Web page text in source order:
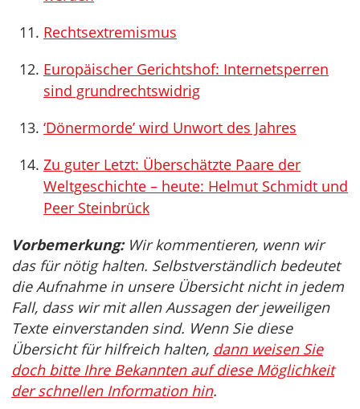
Rechtsextremismus
Europäischer Gerichtshof: Internetsperren
sind grundrechtswidrig
‘Dönermorde’ wird Unwort des Jahres
Zu guter Letzt: Überschätzte Paare der
Weltgeschichte – heute: Helmut Schmidt und
Peer Steinbrück
Vorbemerkung:Wir kommentieren, wenn wir
das für nötig halten. Selbstverständlich bedeutet
die Aufnahme in unsere Übersicht nicht in jedem
Fall, dass wir mit allen Aussagen der jeweiligen
Texte einverstanden sind. Wenn Sie diese
Übersicht für hilfreich halten, dann weisen Sie
doch bitte Ihre Bekannten auf diese Möglichkeit
der schnellen Information hin.